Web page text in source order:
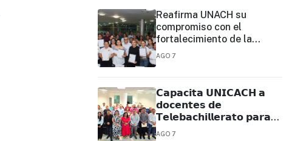
Reafirma UNACH su
compromiso con el
fortalecimiento de la
certificación de
AGO 7
𝗖𝗮𝗽𝗮𝗰𝗶𝘁𝗮 𝗨𝗡𝗜𝗖𝗔𝗖𝗛 𝗮
𝗱𝗼𝗰𝗲𝗻𝘁𝗲𝘀 𝗱𝗲
𝗧𝗲𝗹𝗲𝗯𝗮𝗰𝗵𝗶𝗹𝗹𝗲𝗿𝗮𝘁𝗼 𝗽𝗮𝗿𝗮
𝗳𝗼𝗿𝘁𝗮𝗹𝗲𝗰𝗲𝗿 𝘀𝘂 𝗽𝗿𝗮́𝗰𝘁𝗶𝗰𝗮
AGO 7